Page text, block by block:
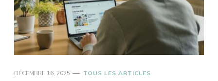
DÉCEMBRE 16, 2025 TOUS LES ARTICLES